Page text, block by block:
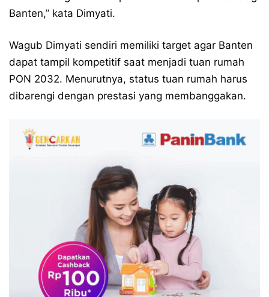
Banten,” kata Dimyati.
Wagub Dimyati sendiri memiliki target agar Banten
dapat tampil kompetitif saat menjadi tuan rumah
PON 2032. Menurutnya, status tuan rumah harus
dibarengi dengan prestasi yang membanggakan.